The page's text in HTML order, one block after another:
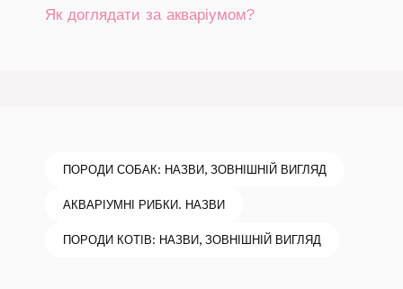
Як доглядати за акваріумом?
ПОРОДИ СОБАК: НАЗВИ, ЗОВНІШНІЙ ВИГЛЯД
АКВАРІУМНІ РИБКИ. НАЗВИ
ПОРОДИ КОТІВ: НАЗВИ, ЗОВНІШНІЙ ВИГЛЯД